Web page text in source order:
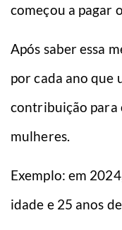
começou a pagar
Após saber essa
por cada ano que
contribuição para
mulheres.
Exemplo: em
idade e 25 anos